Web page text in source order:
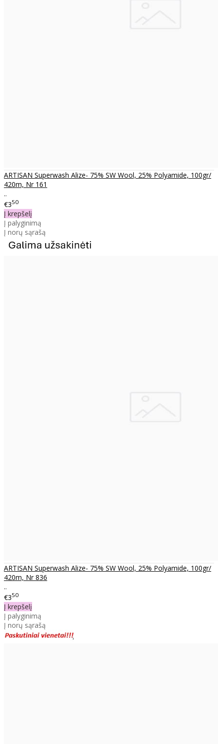
ARTISAN Superwash Alize- 75% SW Wool, 25% Polyamide, 100gr/
420m, Nr 161
..
€350
Į krepšelį
Į palyginimą
Į norų sąrašą
ARTISAN Superwash Alize- 75% SW Wool, 25% Polyamide, 100gr/
420m, Nr 836
..
€350
Į krepšelį
Į palyginimą
Į norų sąrašą